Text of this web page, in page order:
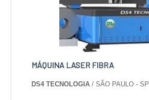
MÁQUINA LASER FIBRA
DS4 TECNOLOGIA / SÃO PAULO - SP